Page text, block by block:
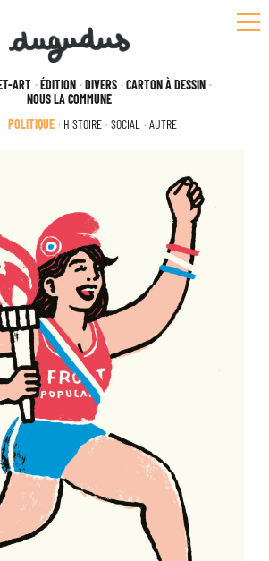
ART ÉDITION DIVERS CARTON À DESSIN
NOUS LA COMMUNE
POLITIQUE HISTOIRE SOCIAL AUTRE